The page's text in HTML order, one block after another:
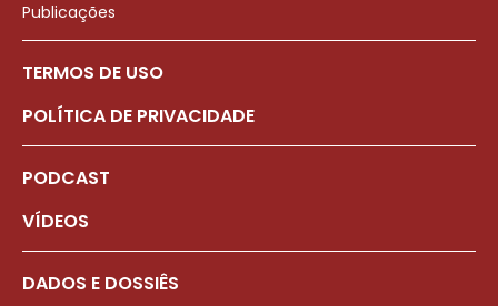
Publicações
TERMOS DE USO
POLÍTICA DE PRIVACIDADE
PODCAST
VÍDEOS
DADOS E DOSSIÊS